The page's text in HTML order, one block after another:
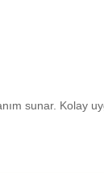
sunar. Kolay